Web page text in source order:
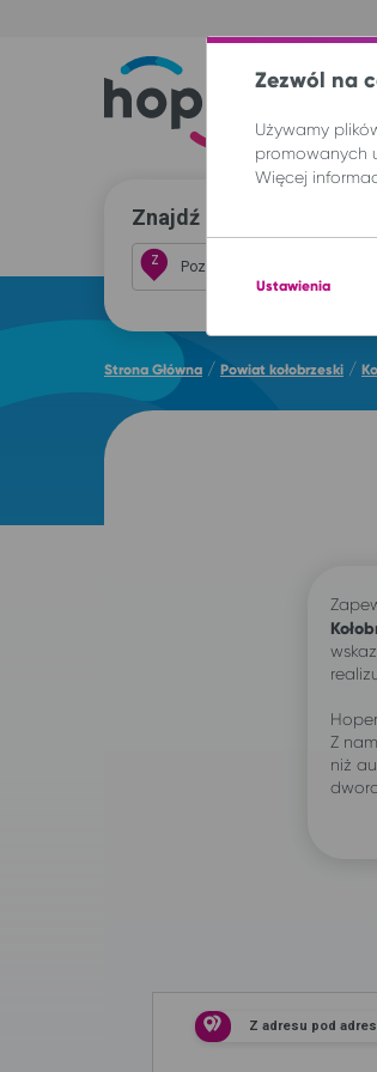
Znajdź przejazd i kup
Z
Strona Główna / Powiat kołobrzeski /
Z
niż
Z adresu pod adres
Zezwól na
Używamy
promowanych
Więcej
Ustawienia